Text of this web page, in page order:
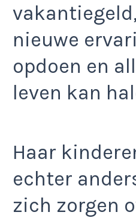
nieuwe
opdoen en
leven kan
Haar
echter
zich zorgen